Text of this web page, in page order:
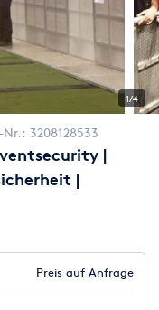
1/4
3208128533
|
|
Preis auf Anfrage